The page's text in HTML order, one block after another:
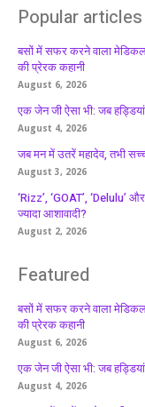
Popular articles
बसों में सफर करने वाला
की प्रेरक कहानी
August 6, 2026
एक जेन जी ऐसा भी: जब
August 4, 2026
जब मन में उतरें महादेव, तभी
August 3, 2026
‘Rizz’, ‘GOAT’, ‘Delulu’
ज्यादा आशावादी?
August 2, 2026
Featured
बसों में सफर करने वाला
की प्रेरक कहानी
August 6, 2026
एक जेन जी ऐसा भी: जब
August 4, 2026